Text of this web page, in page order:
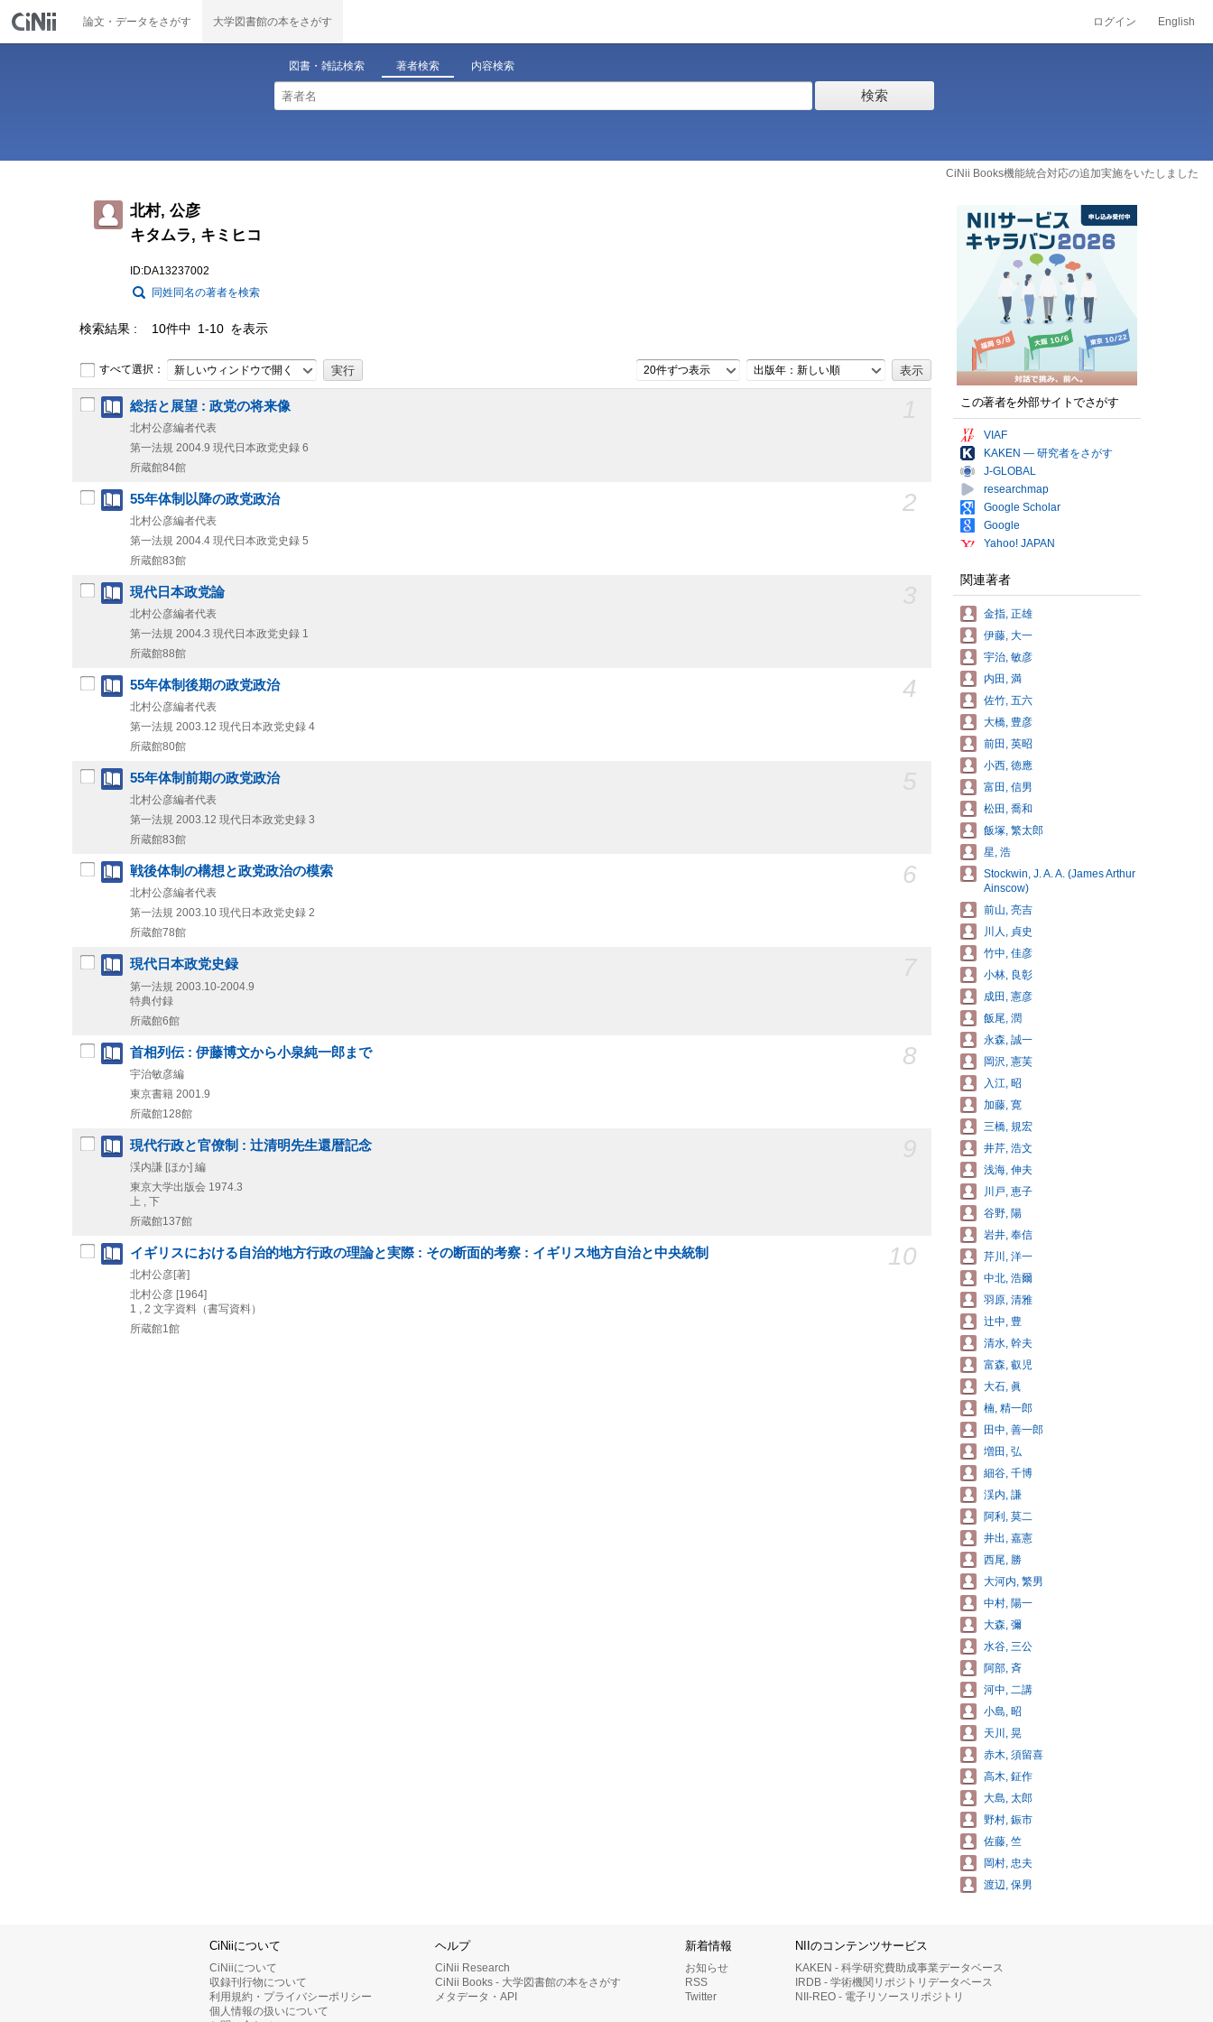
論文・データをさがす 大学図書館の本をさがす ログイン English
図書・雑誌検索 著者検索 内容検索
検索
CiNii Books機能統合対応の追加実施をいたしました
北村, 公彦
キタムラ, キミヒコ
ID:DA13237002
同姓同名の著者を検索
検索結果 10件中 1-10 を表示
すべて選択： 新しいウィンドウで開く 20件ずつ表示 出版年：新しい順
総括と展望 : 政党の将来像
北村公彦編者代表
第一法規 2004.9 現代日本政党史録 6
所蔵館84館
2
55年体制以降の政党政治
北村公彦編者代表
第一法規 2004.4 現代日本政党史録 5
所蔵館83館
現代日本政党論
北村公彦編者代表
第一法規 2004.3 現代日本政党史録 1
所蔵館88館
4
55年体制後期の政党政治
北村公彦編者代表
第一法規 2003.12 現代日本政党史録 4
所蔵館80館
55年体制前期の政党政治
北村公彦編者代表
第一法規 2003.12 現代日本政党史録 3
所蔵館83館
6
戦後体制の構想と政党政治の模索
北村公彦編者代表
第一法規 2003.10 現代日本政党史録 2
所蔵館78館
現代日本政党史録
第一法規 2003.10-2004.9
特典付録
所蔵館6館
8
首相列伝 : 伊藤博文から小泉純一郎まで
宇治敏彦編
東京書籍 2001.9
所蔵館128館
現代行政と官僚制 : 辻清明先生還暦記念
渓内謙 [ほか] 編
東京大学出版会 1974.3
上 , 下
所蔵館137館
10
イギリスにおける自治的地方行政の理論と実際 : その断面的考察 : イギリス地方自治と中央統制
北村公彦[著]
北村公彦 [1964]
1 , 2 文字資料（書写資料）
所蔵館1館
この著者を外部サイトでさがす
VIAF
KAKEN — 研究者をさがす
J-GLOBAL
researchmap
Google Scholar
Google
Yahoo! JAPAN
関連著者
金指, 正雄
伊藤, 大一
宇治, 敏彦
内田, 満
佐竹, 五六
大橋, 豊彦
前田, 英昭
小西, 徳應
富田, 信男
松田, 喬和
飯塚, 繁太郎
星, 浩
Stockwin, J. A. A. (James Arthur
Ainscow)
前山, 亮吉
川人, 貞史
竹中, 佳彦
小林, 良彰
成田, 憲彦
飯尾, 潤
永森, 誠一
岡沢, 憲芙
入江, 昭
加藤, 寛
三橋, 規宏
井芹, 浩文
浅海, 伸夫
川戸, 恵子
谷野, 陽
岩井, 奉信
芹川, 洋一
中北, 浩爾
羽原, 清雅
辻中, 豊
清水, 幹夫
富森, 叡児
大石, 眞
楠, 精一郎
田中, 善一郎
増田, 弘
細谷, 千博
渓内, 謙
阿利, 莫二
井出, 嘉憲
西尾, 勝
大河内, 繁男
中村, 陽一
大森, 彌
水谷, 三公
阿部, 斉
河中, 二講
小島, 昭
天川, 晃
赤木, 須留喜
高木, 鉦作
大島, 太郎
野村, 鋠市
佐藤, 竺
岡村, 忠夫
渡辺, 保男
CiNiiについて
CiNiiについて
収録刊行物について
利用規約・プライバシーポリシー
個人情報の扱いについて
ヘルプ
CiNii Research
CiNii Books - 大学図書館の本をさがす
メタデータ・API
新着情報
お知らせ
RSS
Twitter
NIIのコンテンツサービス
KAKEN - 科学研究費助成事業データベース
IRDB - 学術機関リポジトリデータベース
NII-REO - 電子リソースリポジトリ